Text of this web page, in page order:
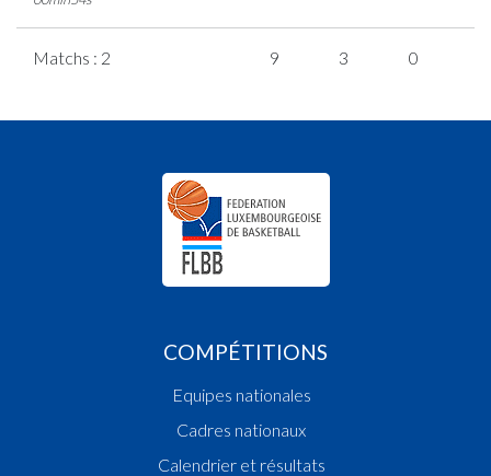
Matchs : 2 9 3 0
COMPÉTITIONS
Equipes nationales
Cadres nationaux
Calendrier et résultats